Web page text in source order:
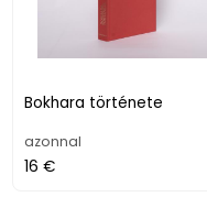
Bokhara története
azonnal
16 €